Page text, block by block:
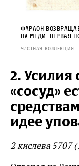
Фараон
на меди. Первая
Частная коллекция
2. Усилия
«сосуд»
идее
2 кислева 5707